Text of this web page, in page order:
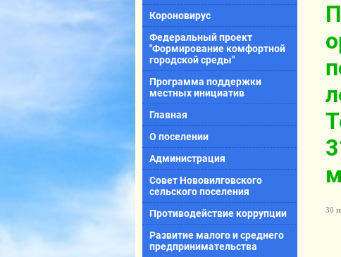
Короновирус
Федеральный проект
"Формирование комфортной
городской среды"
Программа поддержки
местных инициатив
Главная
О поселении
Администрация
Совет Нововилговского
сельского поселения
Противодействие коррупции
Развитие малого и среднего
предпринимательства
30